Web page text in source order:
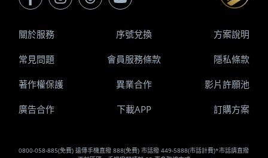
0800-058-885(免費) 遠傳手機直撥 888(免費) 市話撥 449-5888(市話計費)*市話請直撥
關於服務 序號兌換 方案說明
常見問題 會員服務條款 隱私條款
著作權保護 異業合作 影片許願池
廣告合作 下載APP 訂購方案